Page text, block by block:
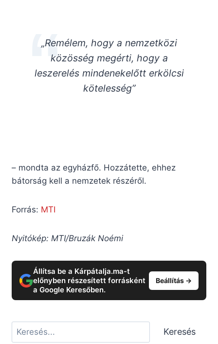
„Remélem, hogy a nemzetközi
közösség megérti, hogy a
leszerelés mindenekelőtt erkölcsi
kötelesség”
– mondta az egyházfő. Hozzátette, ehhez
bátorság kell a nemzetek részéről.
Forrás: MTI
Nyitókép: MTI/Bruzák Noémi
Állítsa be a Kárpátalja.ma-t
előnyben részesített forrásként
a Google Keresőben.
Beállítás →
Keresés Keresés